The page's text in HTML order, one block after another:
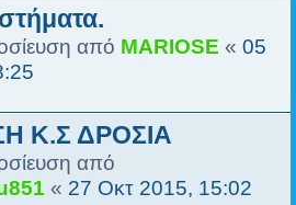
από MARIOSE « 05
Κ.Σ ΔΡΟΣΙΑ
από
« 27 Οκτ 2015, 15:02